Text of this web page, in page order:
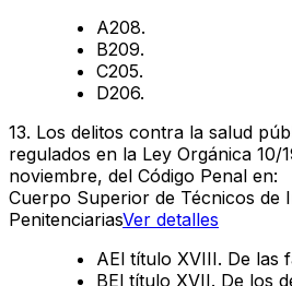
A208.
B209.
C205.
D206.
13. Los delitos contra la salud
regulados en la Ley Orgánica 10/
noviembre, del Código Penal en:
Cuerpo Superior de Técnicos de
PenitenciariasVer detalles
AEl título XVIII. De las
BEl título XVII. De los